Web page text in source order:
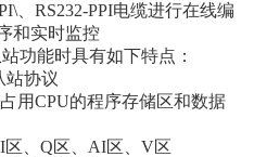
、RS232-PPI电缆进行在线编
和实时监控
功能时具有如下特点：
站协议
用CPU的程序存储区和数据
区、Q区、AI区、V区